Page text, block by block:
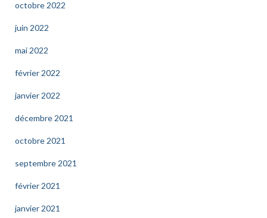
octobre 2022
juin 2022
mai 2022
février 2022
janvier 2022
décembre 2021
octobre 2021
septembre 2021
février 2021
janvier 2021